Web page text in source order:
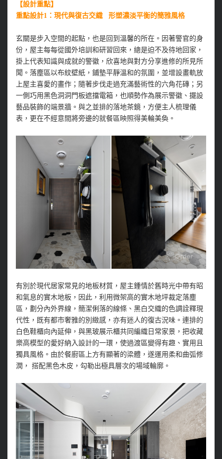
【設計重點】
重點設計1：現代與復古交織 形塑濃淡平衡的簡雅風格
玄關是步入空間的起點，也是回到溫馨的所在。因著警官的身
份，屋主每每從國外培訓和研習回來，總是迫不及待地回家，
掛上代表知識與成就的警徽，欣喜地與對方分享進修的所見所
聞。落塵區以布紋壁紙，鋪墊平靜溫和的氛圍，並增設畫軌放
上屋主喜愛的畫作；隨著步伐走過充滿藝術性的六角花磚；另
一側巧用黑色洞洞門板遮擋電箱，也順勢作為展示警徽、擺設
藝品裝飾的端景牆。與之並排的落地茶鏡，方便主人梳理儀
表，更在不經意間將旁邊的就餐區映照得美輪美奐。
有別於現代居家常見的地板材質，屋主鍾情於舊時光中帶有昭
和氣息的實木地板，因此，利用微架高的實木地坪裁定落塵
區，劃分內外界線，簡潔俐落的線條、黑白交織的色調詮釋現
代性，既有都市奢雅的別緻感，亦有迷人的復古況味。連排的
白色鞋櫃向內延伸，與黑玻展示櫃共同編織日常家景，把收藏
樂高模型的愛好納入設計的一環，使過渡區變得有趣、實用且
獨具風格。由於餐廚區上方有顯著的梁體，遂運用柔和曲弧修
潤， 搭配黑色木皮，勾勒出極具層次的場域輪廓。